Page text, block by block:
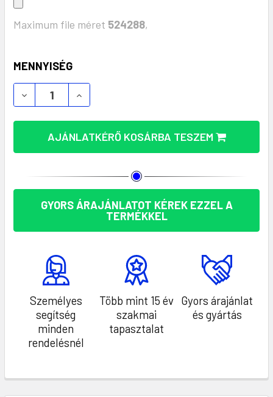
Maximum file méret 524288,
KÉSZLET:
MENNYISÉG
MO8496 OVÁLIS KÉZMELEGÍTŐ PÁRNA CÉGEKNEK
MO8496 OVÁLIS KÉZMELEGÍTŐ PÁRNA
AJÁNLATKÉRŐ KOSÁRBA TESZEM
GYORS ÁRAJÁNLATOT KÉREK EZZEL A
TERMÉKKEL
Személyes
segítség
minden
rendelésnél
Több mint 15 év
szakmai
tapasztalat
Gyors árajánlat
és gyártás